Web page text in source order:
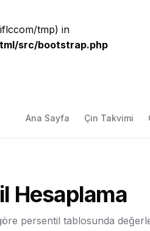
tmp) in
src/bootstrap.php
Ana Sayfa Çin Takvimi
Hesaplama
persentil tablosunda